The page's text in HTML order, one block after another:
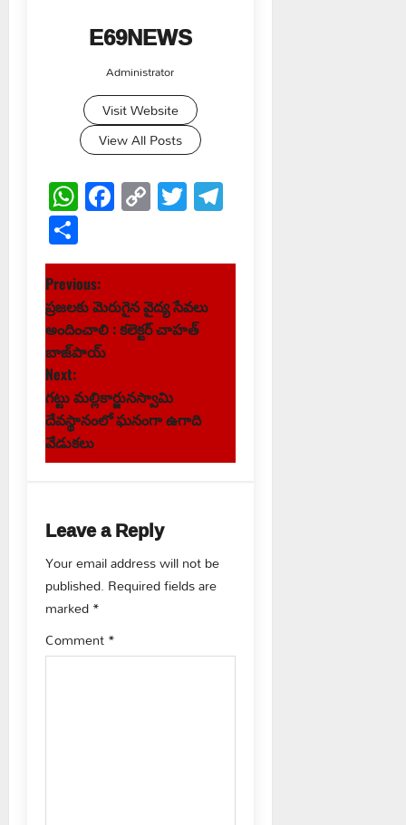
E69NEWS
Administrator
Visit Website
View All Posts
WhatsApp
Facebook
Copy
Link
Twitter
P
o
s
t
n
a
v
i
g
a
t
Previous:
ప్రజలకు మెరుగైన వైద్య సేవలు
అందించాలి : కలెక్టర్ చాహత్
బాజ్‌పాయ్
Next:
గట్టు మల్లికార్జునస్వామి
దేవస్థానంలో ఘనంగా ఉగాది
వేడుకలు
Leave a Reply
Your email address will not be
published. Required fields are
marked*
Comment*